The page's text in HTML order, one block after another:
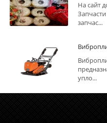
На сайт
запчас...
упло...